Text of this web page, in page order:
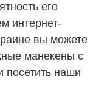
его
интернет-
вы можете
манекены с
посетить наши